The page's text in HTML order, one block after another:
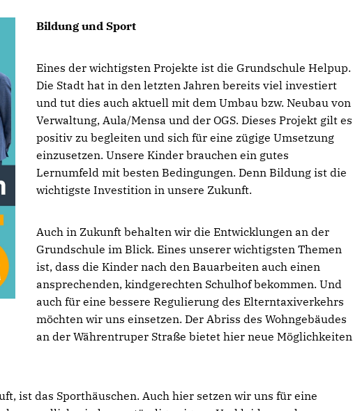
Bildung und Sport
Eines der wichtigsten Projekte ist die Grundschule Helpup.
Die Stadt hat in den letzten Jahren bereits viel investiert
und tut dies auch aktuell mit dem Umbau bzw. Neubau von
Verwaltung, Aula/Mensa und der OGS. Dieses Projekt gilt es
positiv zu begleiten und sich für eine zügige Umsetzung
einzusetzen. Unsere Kinder brauchen ein gutes
Lernumfeld mit besten Bedingungen. Denn Bildung ist die
wichtigste Investition in unsere Zukunft.
Auch in Zukunft behalten wir die Entwicklungen an der
Grundschule im Blick. Eines unserer wichtigsten Themen
ist, dass die Kinder nach den Bauarbeiten auch einen
ansprechenden, kindgerechten Schulhof bekommen. Und
auch für eine bessere Regulierung des Elterntaxiverkehrs
möchten wir uns einsetzen. Der Abriss des Wohngebäudes
an der Währentruper Straße bietet hier neue Möglichkeiten
ist das Sporthäuschen. Auch hier setzen wir uns für eine